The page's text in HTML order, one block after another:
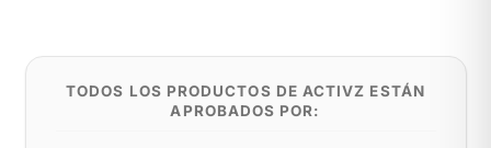
TODOS LOS PRODUCTOS DE ACTIVZ ESTÁN
APROBADOS POR: